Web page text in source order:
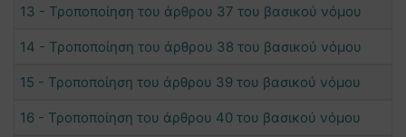
13 - Τροποποίηση του άρθρου 37 του βασικού νόμου
14 - Τροποποίηση του άρθρου 38 του βασικού νόμου
15 - Τροποποίηση του άρθρου 39 του βασικού νόμου
16 - Τροποποίηση του άρθρου 40 του βασικού νόμου